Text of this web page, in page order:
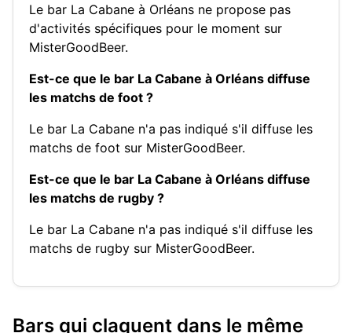
Le bar La Cabane à Orléans ne propose pas
d'activités spécifiques pour le moment sur
MisterGoodBeer.
Est-ce que le bar La Cabane à Orléans diffuse
les matchs de foot ?
Le bar La Cabane n'a pas indiqué s'il diffuse les
matchs de foot sur MisterGoodBeer.
Est-ce que le bar La Cabane à Orléans diffuse
les matchs de rugby ?
Le bar La Cabane n'a pas indiqué s'il diffuse les
matchs de rugby sur MisterGoodBeer.
Bars qui claquent dans le même